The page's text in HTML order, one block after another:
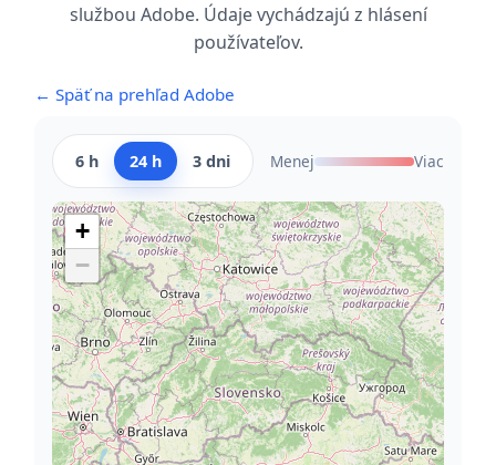
službou Adobe. Údaje vychádzajú z hlásení
používateľov.
← Späť na prehľad Adobe
6 h 24 h 3 dni Menej Viac
+
−